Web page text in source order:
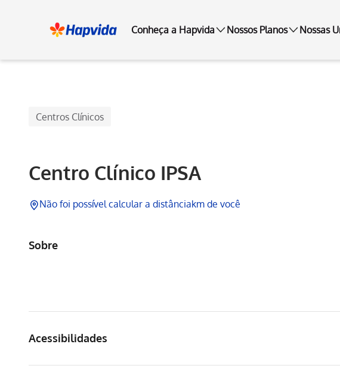
Conheça a Hapvida Nossos Planos Nossas
Centros Clínicos
Centro Clínico IPSA
Não foi possível calcular a distânciakm de você
Sobre
Acessibilidades